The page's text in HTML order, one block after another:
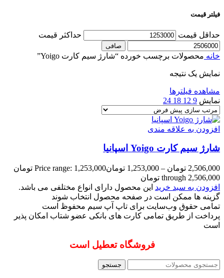
فیلتر قیمت
حداقل قیمت حداكثر قيمت
صافی
خانه محصولات برچسب خورده “شارژ سیم کارت Yoigo”
نمایش یک نتیجه
مشاهده فیلترها
نمایش 9
12
18
24
افزودن به علاقه مندی
شارژ سیم کارت Yoigo اسپانیا
2,506,000 تومان –
1,253,000 تومان
Price range: 1,253,000 تومان
through 2,506,000 تومان
افزودن به سبد خرید این محصول دارای انواع مختلفی می باشد.
گزینه ها ممکن است در صفحه محصول انتخاب شوند
تمامی حقوق وب‌سایت برای تاپ آپ سیم محفوظ است
پرداخت از طریق تمامی کارت های بانکی عضو شتاب امکان پذیر
است
فروشگاه تعطیل است
جستجو